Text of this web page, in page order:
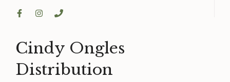
Cindy Ongles
Distribution